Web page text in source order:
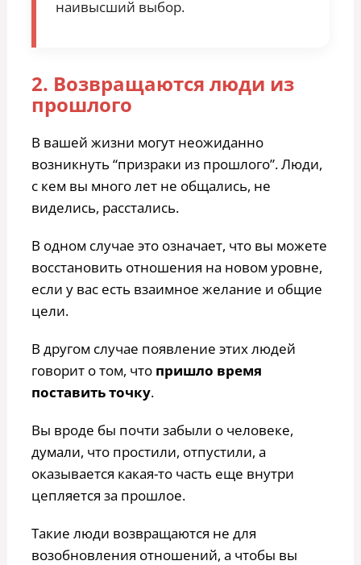
наивысший выбор.
2. Возвращаются люди из
прошлого
В вашей жизни могут неожиданно
возникнуть “призраки из прошлого”. Люди,
с кем вы много лет не общались, не
виделись, расстались.
В одном случае это означает, что вы можете
восстановить отношения на новом уровне,
если у вас есть взаимное желание и общие
цели.
В другом случае появление этих людей
говорит о том, что пришло время
поставить точку.
Вы вроде бы почти забыли о человеке,
думали, что простили, отпустили, а
оказывается какая-то часть еще внутри
цепляется за прошлое.
Такие люди возвращаются не для
возобновления отношений, а чтобы вы